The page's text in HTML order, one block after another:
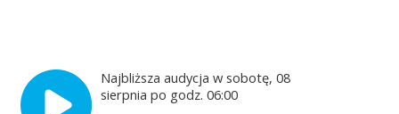
Najbliższa audycja w sobotę, 08
sierpnia po godz. 06:00